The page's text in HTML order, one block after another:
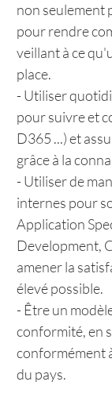
non seulement
pour rendre
veillant à ce
place.
- Utiliser
pour suivre et
D365 ...) et
grâce à la
- Utiliser de
internes pour
Application
Development,
amener la
élevé possible.
- Être un
conformité, en
conformément
du pays.